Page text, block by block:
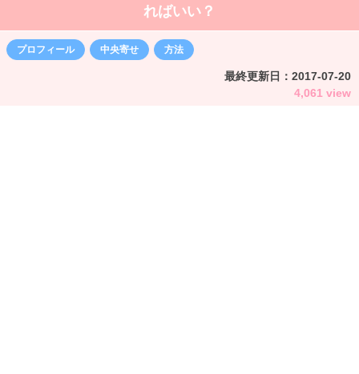
ればいい？
プロフィール 中央寄せ 方法
最終更新日： 2017-07-20
4,061 view